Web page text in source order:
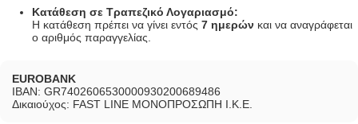
Κατάθεση σε Τραπεζικό Λογαριασμό:
Η κατάθεση πρέπει να γίνει εντός 7 ημερών και να αναγράφεται
ο αριθμός παραγγελίας.
EUROBANK
IBAN: GR7402606530000930200689486
Δικαιούχος: FAST LINE ΜΟΝΟΠΡΟΣΩΠΗ Ι.Κ.Ε.